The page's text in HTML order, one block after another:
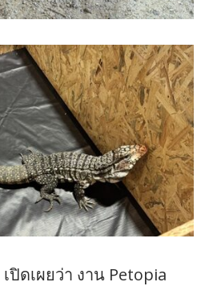
ดเผยว่า งาน Petopia